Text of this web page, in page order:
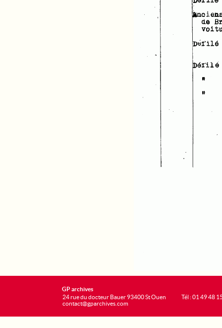
GP archives
24 rue du docteur Bauer 93400 St Ouen
contact@gparchives.com
Tél : 01 49 48